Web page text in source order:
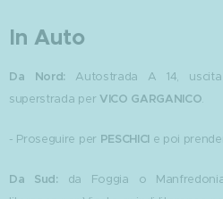
In Auto
Da Nord: Autostrada A 14,
superstrada per VICO GARGANICO.
- Proseguire per PESCHICI e poi
Da Sud: da Foggia o